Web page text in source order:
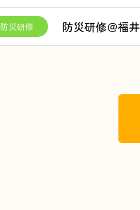
防災研修 防災研修＠福